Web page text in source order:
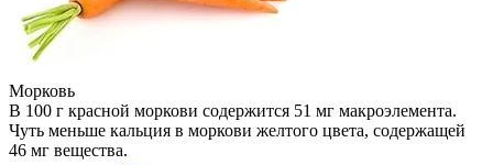
Морковь
В 100 г красной моркови содержится 51 мг макроэлемента.
Чуть меньше кальция в моркови желтого цвета, содержащей
46 мг вещества.